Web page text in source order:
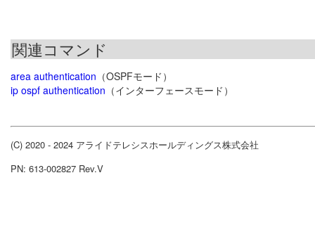
関連コマンド
area authentication （OSPFモード）
ip ospf authentication （インターフェースモード）
(C) 2020 - 2024 アライドテレシスホールディングス株式会社
PN: 613-002827 Rev.V